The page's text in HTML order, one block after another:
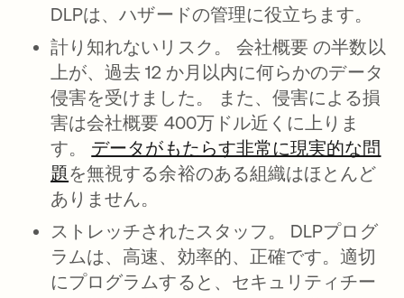
DLPは、ハザードの管理に役立ちます。
計り知れないリスク。 会社概要 の半数以
上が、過去 12 か月以内に何らかのデータ
侵害を受けました。 また、侵害による損
害は会社概要 400万ドル近くに上りま
す。 データがもたらす非常に現実的な問
題新しいタブで開く
を無視する余裕のある組織はほとんど
ありません。
ストレッチされたスタッフ。 DLPプログ
ラムは、高速、効率的、正確です。適切
にプログラムすると、セキュリティチー